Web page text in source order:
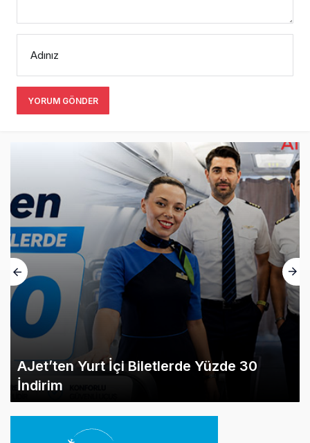
Adınız
YORUM GÖNDER
AJet’ten Yurt İçi Biletlerde Yüzde 30
İndirim